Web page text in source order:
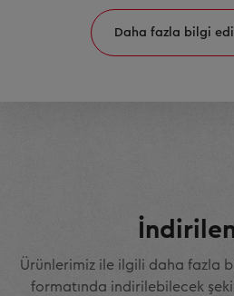
Daha fazla bilgi
Ürünlerimiz ile ilgili daha fazla
formatında indirilebilecek